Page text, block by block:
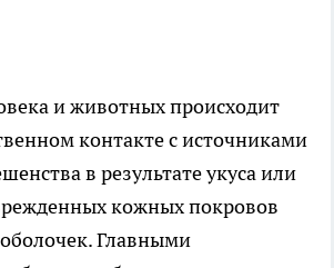
и животных происходит
контакте с источниками
в результате укуса или
кожных покровов
Главными